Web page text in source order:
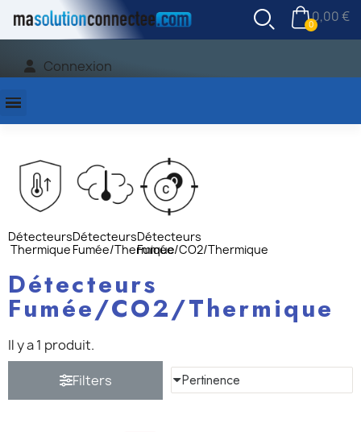
0,00 €
Connexion
Détecteurs
Thermique
Détecteurs
Fumée/Thermique
Détecteurs
Fumée/CO2/Thermique
Détecteurs
Fumée/CO2/Thermique
Il y a 1 produit.
Filters